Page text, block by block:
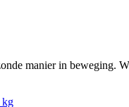
manier in